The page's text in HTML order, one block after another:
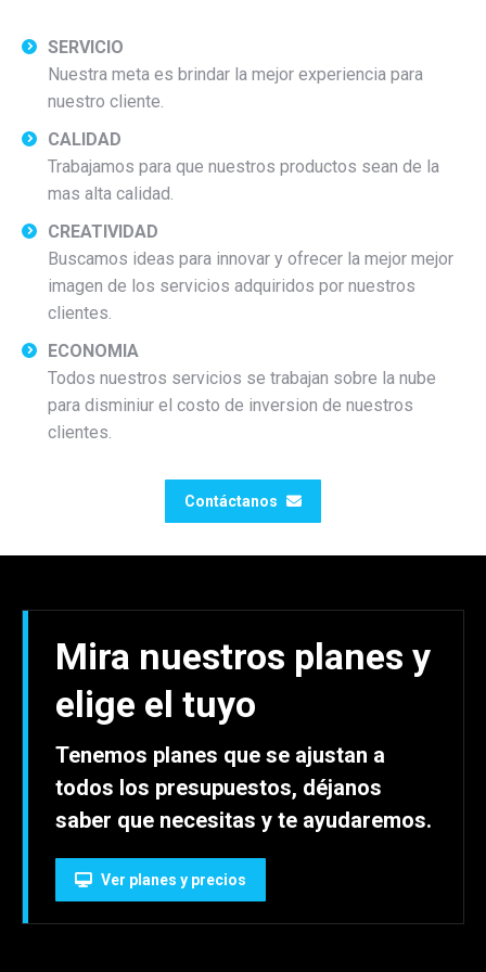
SERVICIO
Nuestra meta es brindar la mejor experiencia para
nuestro cliente.
CALIDAD
Trabajamos para que nuestros productos sean de la
mas alta calidad.
CREATIVIDAD
Buscamos ideas para innovar y ofrecer la mejor mejor
imagen de los servicios adquiridos por nuestros
clientes.
ECONOMIA
Todos nuestros servicios se trabajan sobre la nube
para disminiur el costo de inversion de nuestros
clientes.
Contáctanos
Mira nuestros planes y
elige el tuyo
Tenemos planes que se ajustan a
todos los presupuestos, déjanos
saber que necesitas y te ayudaremos.
Ver planes y precios